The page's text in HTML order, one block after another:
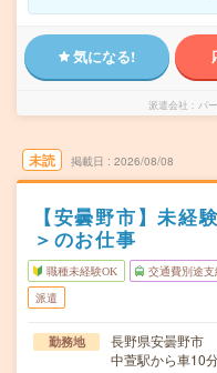
気になる!
派遣会社 パ
未読 掲載日 2026/08/08
【安曇野市】未経
＞のお仕事
職種未経験OK 交通費別途支
派遣
勤務地
長野県安曇野市
中萱駅から車10